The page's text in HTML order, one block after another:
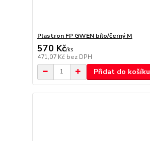
Plastron FP GWEN bílo/černý M
570 Kč/ks
471,07 Kč bez DPH
Přidat do košíku